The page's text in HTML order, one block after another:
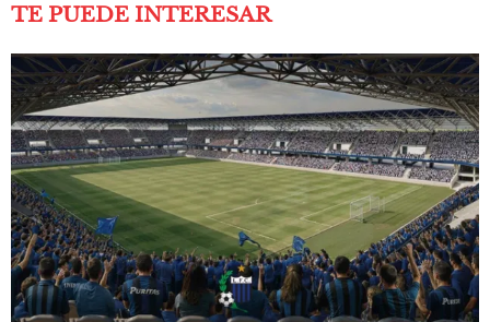
TE PUEDE INTERESAR